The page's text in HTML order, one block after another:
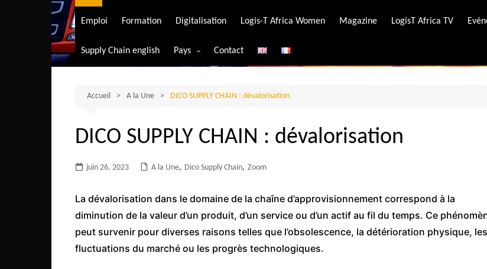
Transport aérien
Transport ferroviaire
Transport routier
Emploi Formation Digitalisation Logis-T Africa Women Magazine LogisT Africa TV
Supply Chain english Pays
Algérie
Bénin
Bostwana
Cameroun
Centrafrique
Contact
Accueil A la Une DICO SUPPLY CHAIN : dévalorisation
DICO SUPPLY CHAIN : dévalorisation
juin 26, 2023 A la Une, Dico Supply Chain, Zoom
La dévalorisation dans le domaine de la chaîne d’approvisionnement correspond à la
diminution de la valeur d’un produit, d’un service ou d’un actif au fil du temps. Ce
peut survenir pour diverses raisons telles que l’obsolescence, la détérioration physique, les
fluctuations du marché ou les progrès technologiques.